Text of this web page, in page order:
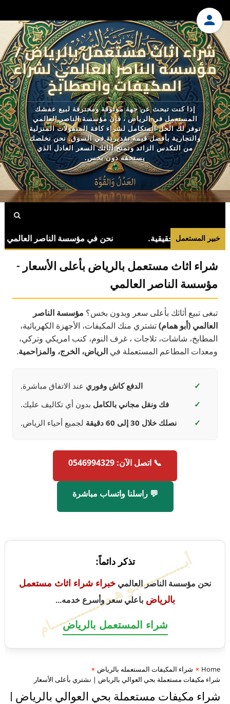
شراء اثاث مستعمل بالرياض /
مؤسسه الناصر العالمي لشراء
المكيفات والمطابخ
إذا كنت تبحث عن جهة موثوقة ومحترفة لبيع عفشك
المستعمل في الرياض ، فإن مؤسسة الناصر العالمي
توفر لك الحل المتكامل لشراء كافة المنقولات المنزلية
والتجارية بأفضل قيمة تقديرية في السوق. نحن نخلصك
من التكدس الزائد ونمنح أثاثك السعر العادل الذي
يستحقه دون بخس.
خبير المستعمل
شراء اثاث مستعمل بالرياض بأعلى الأسعار -
مؤسسة الناصر العالمي
تبغى تبيع أثاثك بأعلى سعر وبدون بخس؟ مؤسسة الناصر
العالمي (أبو همام)تشتري منك المكيفات، الأجهزة الكهربائية،
المطابخ، شاشات، تلاجات ، غرف النوم، كنب امريكي وتركي،
ومعدات المطاعم المستعملة في الرياض، الخرج، والمزاحمية.
✓ الدفع كاش وفوري عند الاتفاق مباشرة.
✓
فك ونقل مجاني بالكامل بدون أي تكاليف عليك.
✓
نصلك خلال 30 إلى 60 دقيقة لجميع أحياء الرياض.
📞 اتصل الآن: 0546994329
💬 راسلنا واتساب مباشرة
أبــــــــــــــو هـمــــــــــــــام
تذكر دائماً:
نحن مؤسسة الناصر العالمي خبراء شراء اثاث مستعمل
بالرياضباعلي سعر وأسرع خدمه...
شراء المستعمل بالرياض
Home
شراء المكيفات المستعمله بالرياض
شراء مكيفات مستعملة بحي العوالي بالرياض | نشتري بأعلى الأسعار
شراء مكيفات مستعملة بحي العوالي بالرياض |